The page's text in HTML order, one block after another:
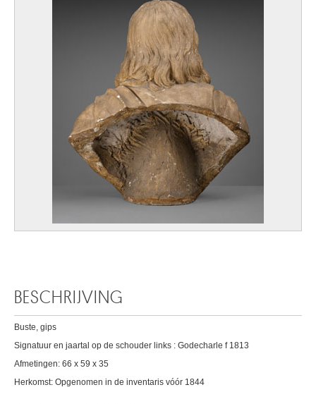
BESCHRIJVING
Buste, gips
Signatuur en jaartal op de schouder links : Godecharle f 1813
Afmetingen: 66 x 59 x 35
Herkomst: Opgenomen in de inventaris vóór 1844